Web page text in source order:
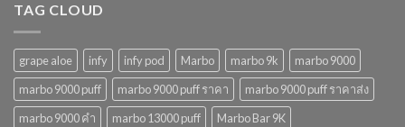
TAG CLOUD
grape aloe infy infy pod Marbo marbo 9k
marbo 9000
marbo 9000 puff
marbo 9000 puff ราคา
marbo 9000 puff ราคาส่ง
marbo 9000 คํา
marbo 13000 puff
Marbo Bar 9K